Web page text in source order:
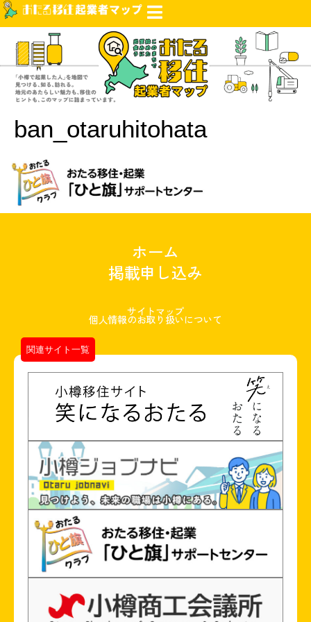
ban_otaruhitohata
ホーム
掲載申し込み
サイトマップ
個人情報のお取り扱いについて
関連サイト一覧